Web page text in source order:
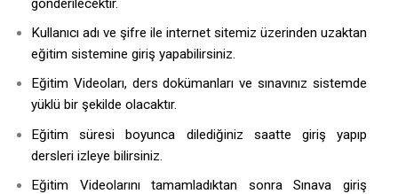
gönderilecektir.
Kullanıcı adı ve şifre ile internet sitemiz üzerinden uzaktan
eğitim sistemine giriş yapabilirsiniz.
Eğitim Videoları, ders dokümanları ve sınavınız sistemde
yüklü bir şekilde olacaktır.
Eğitim süresi boyunca dilediğiniz saatte giriş yapıp
dersleri izleye bilirsiniz.
Eğitim Videolarını tamamladıktan sonra Sınava giriş